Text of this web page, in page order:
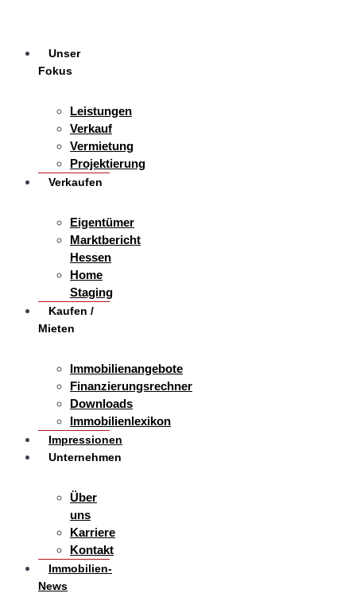
Unser
Fokus
Leistungen
Verkauf
Vermietung
Projektierung
Verkaufen
Eigentümer
Marktbericht
Hessen
Home
Staging
Kaufen /
Mieten
Immobilienangebote
Finanzierungsrechner
Downloads
Immobilienlexikon
Impressionen
Unternehmen
Über
uns
Karriere
Kontakt
Immobilien-
News